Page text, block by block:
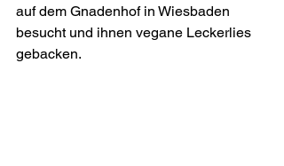
auf dem Gnadenhof in Wiesbaden
besucht und ihnen vegane Leckerlies
gebacken.